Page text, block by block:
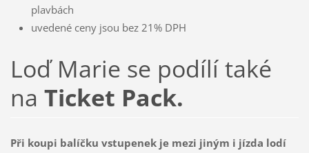
plavbách
uvedené ceny jsou bez 21% DPH
Loď Marie se podílí také
na Ticket Pack.
Při koupi balíčku vstupenek je mezi jiným i jízda lodí